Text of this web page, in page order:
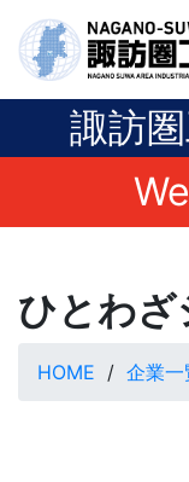
諏訪
ひとわざ
HOME 企業一